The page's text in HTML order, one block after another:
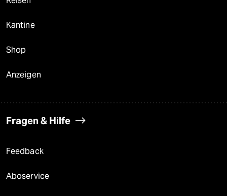
Kantine
Shop
Anzeigen
Fragen & Hilfe
Feedback
Aboservice